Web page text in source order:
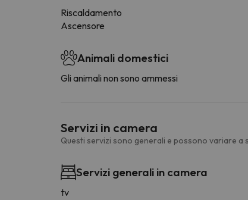
Riscaldamento
Ascensore
Animali domestici
Gli animali non sono ammessi
Servizi in camera
Questi servizi sono generali e possono variare a
Servizi generali in camera
tv